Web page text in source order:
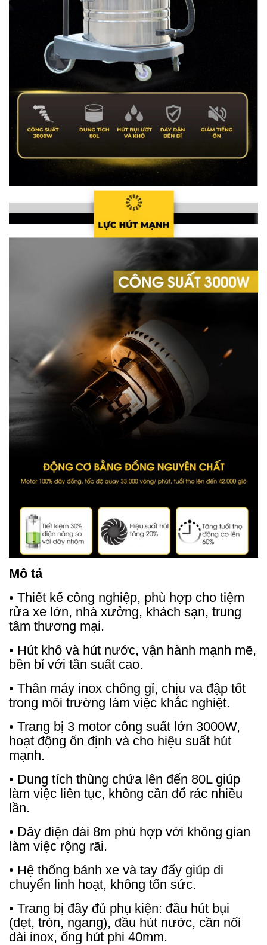
Mô tả
• Thiết kế công nghiệp, phù hợp cho tiệm
rửa xe lớn, nhà xưởng, khách sạn, trung
tâm thương mại.
• Hút khô và hút nước, vận hành mạnh mẽ,
bền bỉ với tần suất cao.
• Thân máy inox chống gỉ, chịu va đập tốt
trong môi trường làm việc khắc nghiệt.
• Trang bị 3 motor công suất lớn 3000W,
hoạt động ổn định và cho hiệu suất hút
mạnh.
• Dung tích thùng chứa lên đến 80L giúp
làm việc liên tục, không cần đổ rác nhiều
lần.
• Dây điện dài 8m phù hợp với không gian
làm việc rộng rãi.
• Hệ thống bánh xe và tay đẩy giúp di
chuyển linh hoạt, không tốn sức.
• Trang bị đầy đủ phụ kiện: đầu hút bụi
(dẹt, tròn, ngang), đầu hút nước, cần nối
dài inox, ống hút phi 40mm.